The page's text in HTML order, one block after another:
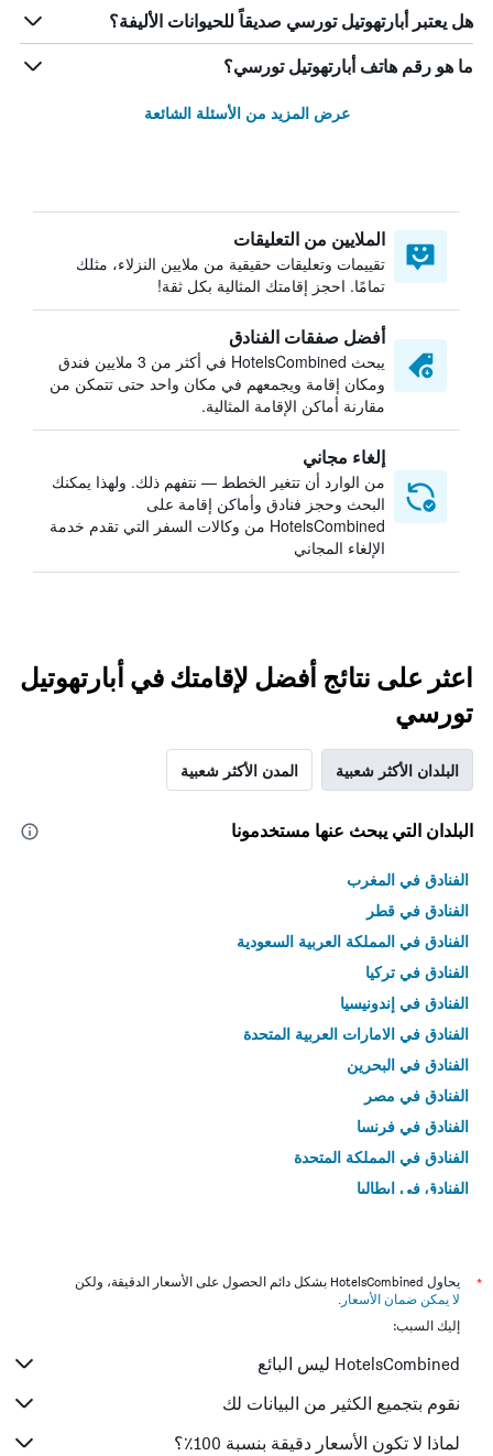
هل يعتبر أبارتهوتيل تورسي صديقاً للحيوانات الأليفة؟
ما هو رقم هاتف أبارتهوتيل تورسي؟
عرض المزيد من الأسئلة الشائعة
الملايين من التعليقات
تقييمات وتعليقات حقيقية من ملايين النزلاء، مثلك
تمامًا. احجز إقامتك المثالية بكل ثقة!
أفضل صفقات الفنادق
يبحث HotelsCombined في أكثر من 3 ملايين فندق
ومكان إقامة ويجمعهم في مكان واحد حتى تتمكن من
مقارنة أماكن الإقامة المثالية.
إلغاء مجاني
من الوارد أن تتغير الخطط — نتفهم ذلك. ولهذا يمكنك
البحث وحجز فنادق وأماكن إقامة على
HotelsCombined من وكالات السفر التي تقدم خدمة
الإلغاء المجاني
اعثر على نتائج أفضل لإقامتك في أبارتهوتيل
تورسي
البلدان الأكثر شعبية المدن الأكثر شعبية
البلدان التي يبحث عنها مستخدمونا
الفنادق في المغرب
الفنادق في قطر
الفنادق في المملكة العربية السعودية
الفنادق في تركيا
الفنادق في إندونيسيا
الفنادق في الامارات العربية المتحدة
الفنادق في البحرين
الفنادق في مصر
الفنادق في فرنسا
الفنادق في المملكة المتحدة
الفنادق في إيطاليا
*
يحاول HotelsCombined بشكل دائم الحصول على الأسعار الدقيقة، ولكن
لا يمكن ضمان الأسعار .
إليك السبب:
HotelsCombined ليس البائع
نقوم بتجميع الكثير من البيانات لك
لماذا لا تكون الأسعار دقيقة بنسبة 100٪؟